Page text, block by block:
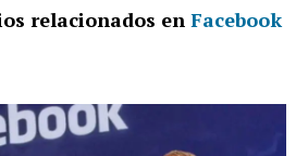
relacionados en Facebook